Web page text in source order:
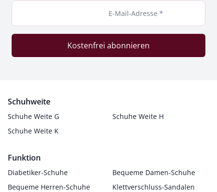
E-Mail-Adresse *
Kostenfrei abonnieren
Schuhweite
Schuhe Weite G
Schuhe Weite H
Schuhe Weite K
Funktion
Diabetiker-Schuhe
Bequeme Damen-Schuhe
Bequeme Herren-Schuhe
Klettverschluss-Sandalen